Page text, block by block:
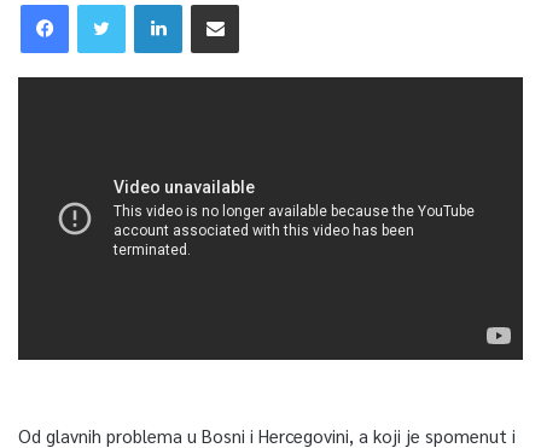
Od glavnih problema u Bosni i Hercegovini, a koji je spomenut i